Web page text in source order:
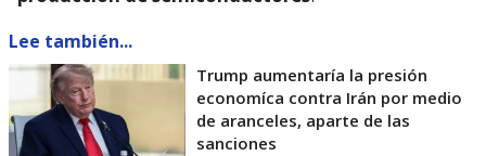
Lee también...
Trump aumentaría la presión
economíca contra Irán por medio
de aranceles, aparte de las
sanciones